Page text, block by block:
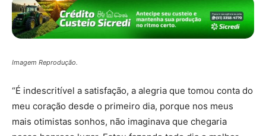
Imagem Reprodução.
“É indescritível a satisfação, a alegria que tomou conta do
meu coração desde o primeiro dia, porque nos meus
mais otimistas sonhos, não imaginava que chegaria